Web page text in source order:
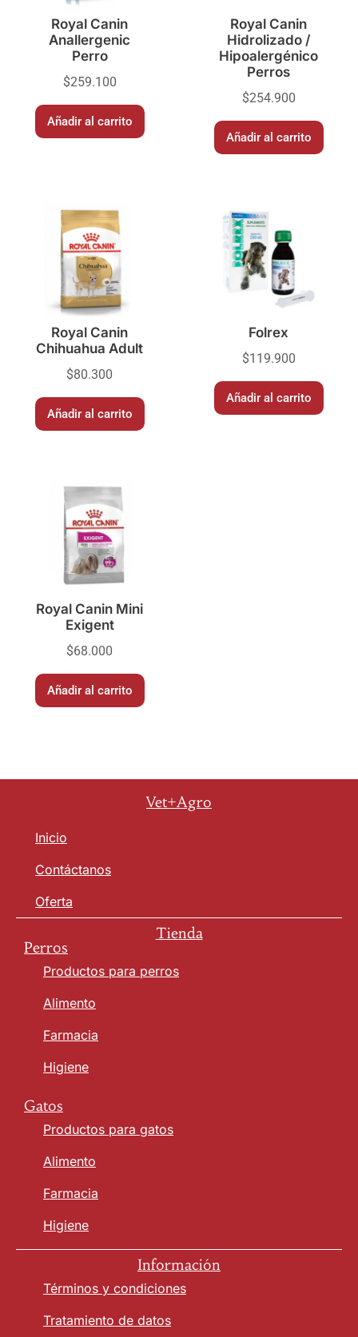
Royal Canin
Anallergenic
Perro
$259.100
Añadir al carrito
Royal Canin
Hidrolizado /
Hipoalergénico
Perros
$254.900
Añadir al carrito
Royal Canin
Chihuahua Adult
$80.300
Añadir al carrito
Folrex
$119.900
Añadir al carrito
Royal Canin Mini
Exigent
$68.000
Añadir al carrito
Vet+Agro
Inicio
Contáctanos
Oferta
Tienda
Perros
Productos para perros
Alimento
Farmacia
Higiene
Gatos
Productos para gatos
Alimento
Farmacia
Higiene
Información
Términos y condiciones
Tratamiento de datos